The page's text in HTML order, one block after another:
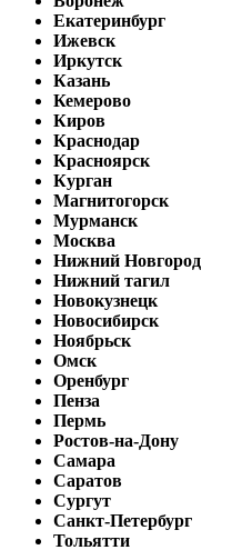
Екатеринбург
Ижевск
Иркутск
Казань
Кемерово
Киров
Краснодар
Красноярск
Курган
Магнитогорск
Мурманск
Москва
Нижний Новгород
Нижний тагил
Новокузнецк
Новосибирск
Ноябрьск
Омск
Оренбург
Пенза
Пермь
Ростов-на-Дону
Самара
Саратов
Сургут
Санкт-Петербург
Тольятти